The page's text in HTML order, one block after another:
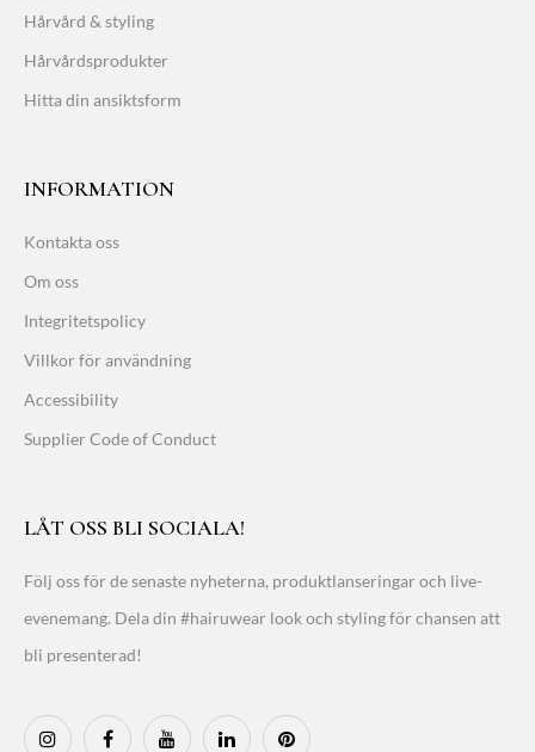
Hårvård & styling
Hårvårdsprodukter
Hitta din ansiktsform
INFORMATION
Kontakta oss
Om oss
Integritetspolicy
Villkor för användning
Accessibility
Supplier Code of Conduct
LÅT OSS BLI SOCIALA!
Följ oss för de senaste nyheterna, produktlanseringar och live-
evenemang. Dela din #hairuwear look och styling för chansen att
bli presenterad!